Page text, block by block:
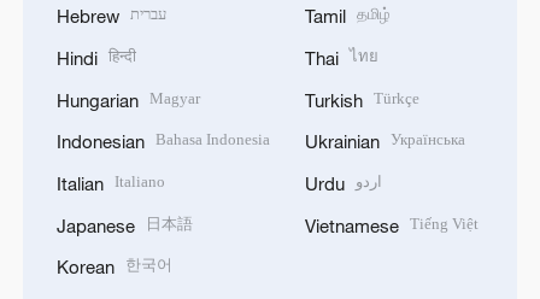
Hebrew עברית
Hindi हिन्दी
Hungarian Magyar
Indonesian Bahasa Indonesia
Italian Italiano
Japanese 日本語
Korean 한국어
Tamil தமிழ்
Thai ไทย
Turkish Türkçe
Ukrainian Українська
Urdu اردو
Vietnamese Tiếng Việt